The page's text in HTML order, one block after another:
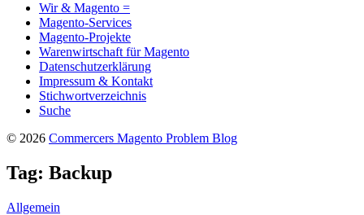
Wir & Magento =
Magento-Services
Magento-Projekte
Warenwirtschaft für Magento
Datenschutzerklärung
Impressum & Kontakt
Stichwortverzeichnis
Suche
© 2026 Commercers Magento Problem Blog
Tag: Backup
Allgemein